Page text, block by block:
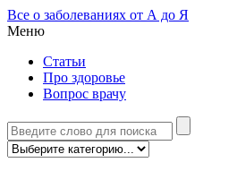
Все о заболеваниях от А до Я
Меню
Статьи
Про здоровье
Вопрос врачу